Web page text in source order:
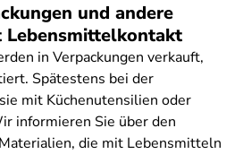
und andere
Lebensmittelkontakt
in Verpackungen verkauft,
Spätestens bei der
mit Küchenutensilien oder
informieren Sie über den
die mit Lebensmitteln